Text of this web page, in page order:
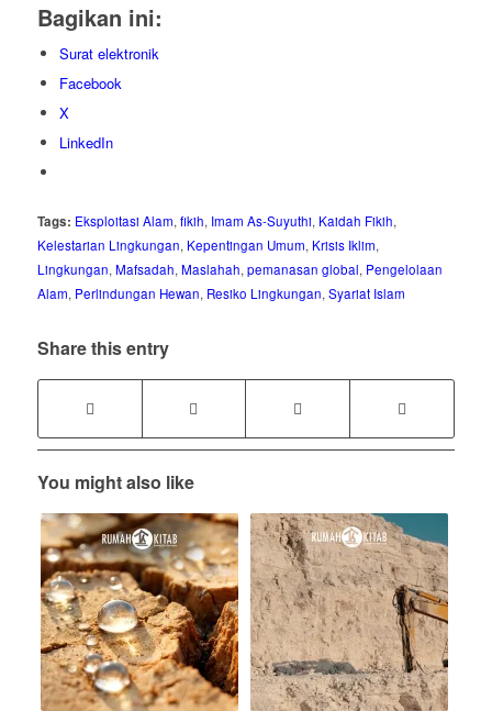
Bagikan ini:
Surat elektronik
Facebook
X
LinkedIn
Tags: Eksploitasi Alam,fikih, Imam As-Suyuthi, Kaidah Fikih,
Kelestarian Lingkungan, Kepentingan Umum, Krisis Iklim,
Lingkungan,Mafsadah,Maslahah,pemanasan global, Pengelolaan
Alam, Perlindungan Hewan, Resiko Lingkungan,Syariat Islam
Share this entry
You might also like